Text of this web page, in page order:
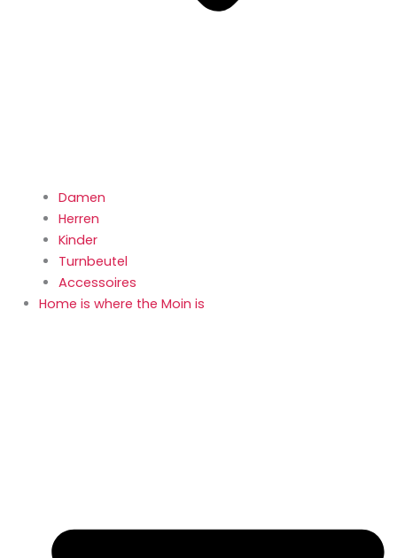
Damen
Herren
Kinder
Turnbeutel
Accessoires
Home is where the Moin is